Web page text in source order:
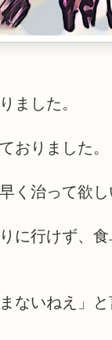
ました。
おりました。
く治って欲し
に行けず、
ないねえ」